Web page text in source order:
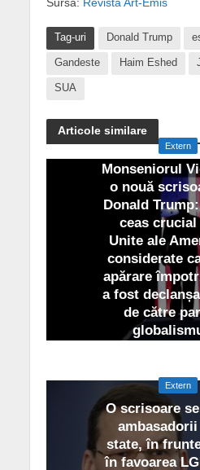
Tag-uri Donald Trump
Gandeste Haim Eshed
SUA
Articole similare
Extern
Monseniorul
o nouă
Donald
ceas crucial
Unite ale
considerate
apărare
a fost
de către
Extern
O scrisoare
ambasadorii
state, în
în favoarea